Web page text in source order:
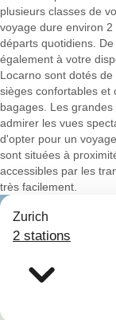
plusieurs classes de
voyage dure environ
départs quotidiens.
également à votre
Locarno sont dotés
sièges confortables et
bagages. Les
admirer les vues
d'opter pour un
sont situées à
accessibles par les
très facilement.
Zurich
2 stations